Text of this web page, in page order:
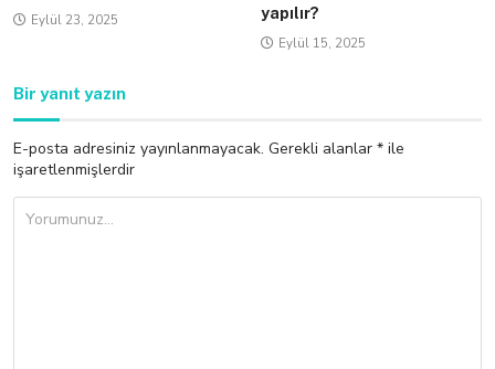
Eylül 23, 2025
yapılır?
Eylül 15, 2025
Bir yanıt yazın
E-posta adresiniz yayınlanmayacak. Gerekli alanlar * ile
işaretlenmişlerdir